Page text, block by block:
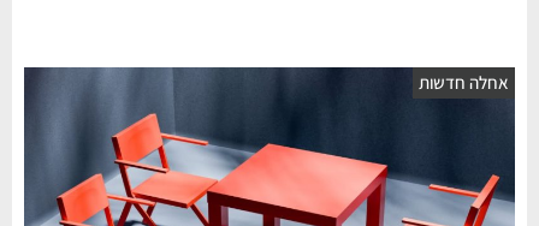
אחלה חדשות